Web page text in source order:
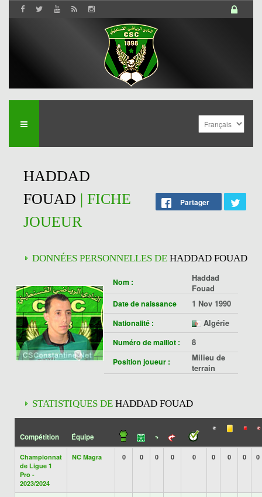
HADDAD
FOUAD | FICHE
JOUEUR
Partager
DONNÉES PERSONNELLES DE HADDAD FOUAD
Nom :
Haddad
Fouad
Date de naissance 1 Nov 1990
Nationalité : Algérie
Numéro de maillot : 8
Position joueur :
Milieu de
terrain
STATISTIQUES DE HADDAD FOUAD
Compétition Équipe
Championnat
de Ligue 1
Pro -
2023/2024
NC Magra 0 0 0 0 0 0 0 0 0